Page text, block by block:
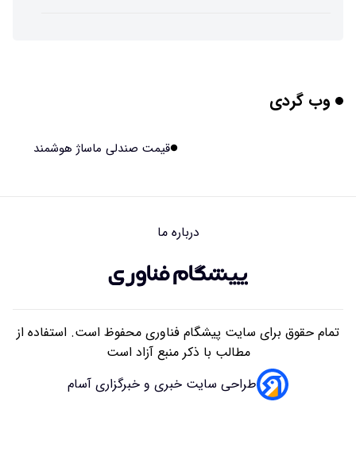
برنج فضایی چین به مرحله برداشت رسید
ایرانی‌ها چقدر از هوش مصنوعی استفاده می‌کنند؟
وب گردی
قیمت صندلی ماساژ هوشمند
درباره ما
تمام حقوق برای سایت پیشگام فناوری محفوظ است. استفاده از
مطالب با ذکر منبع آزاد است
طراحی سایت خبری و خبرگزاری آسام